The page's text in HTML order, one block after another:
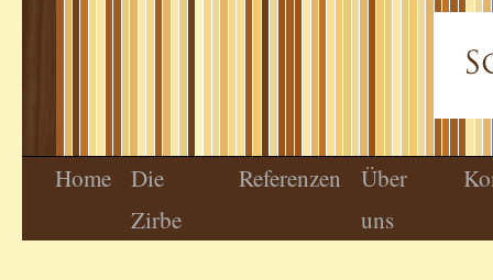
Home
Die
Zirbe
Referenzen
Über
uns